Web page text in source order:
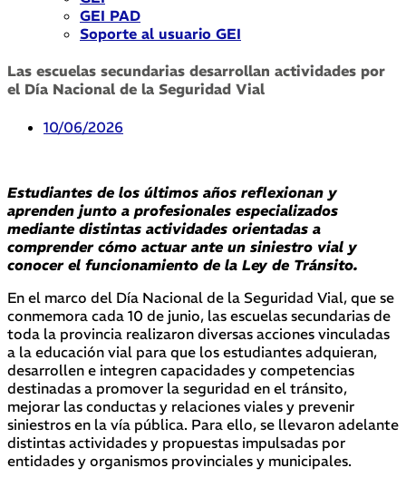
GEI PAD
Soporte al usuario GEI
Las escuelas secundarias desarrollan actividades por
el Día Nacional de la Seguridad Vial
10/06/2026
Estudiantes de los últimos años reflexionan y
aprenden junto a profesionales especializados
mediante distintas actividades orientadas a
comprender cómo actuar ante un siniestro vial y
conocer el funcionamiento de la Ley de Tránsito.
En el marco del Día Nacional de la Seguridad Vial, que se
conmemora cada 10 de junio, las escuelas secundarias de
toda la provincia realizaron diversas acciones vinculadas
a la educación vial para que los estudiantes adquieran,
desarrollen e integren capacidades y competencias
destinadas a promover la seguridad en el tránsito,
mejorar las conductas y relaciones viales y prevenir
siniestros en la vía pública. Para ello, se llevaron adelante
distintas actividades y propuestas impulsadas por
entidades y organismos provinciales y municipales.